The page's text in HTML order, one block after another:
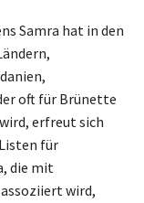
Samra hat in den
oft für Brünette
erfreut sich
für
die mit
wird,